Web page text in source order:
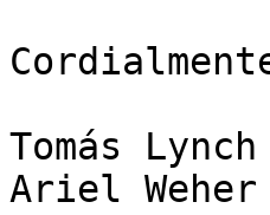
Tomás Lynch
Ariel Weher